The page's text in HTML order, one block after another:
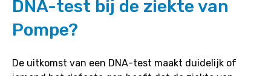
van
een
DNA-
bij
DNA-test bij de ziekte van
Pompe?
De uitkomst van een DNA-test maakt duidelijk of